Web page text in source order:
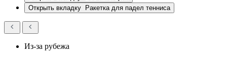
Открыть вкладку
Ракетка для падел тенниса
Из-за рубежа